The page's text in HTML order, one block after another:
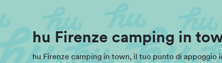
hu Firenze camping in
hu Firenze camping in town, il tuo punto di appoggio